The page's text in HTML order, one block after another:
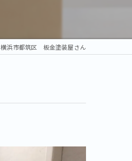
横浜市都筑区 板金塗装屋さん